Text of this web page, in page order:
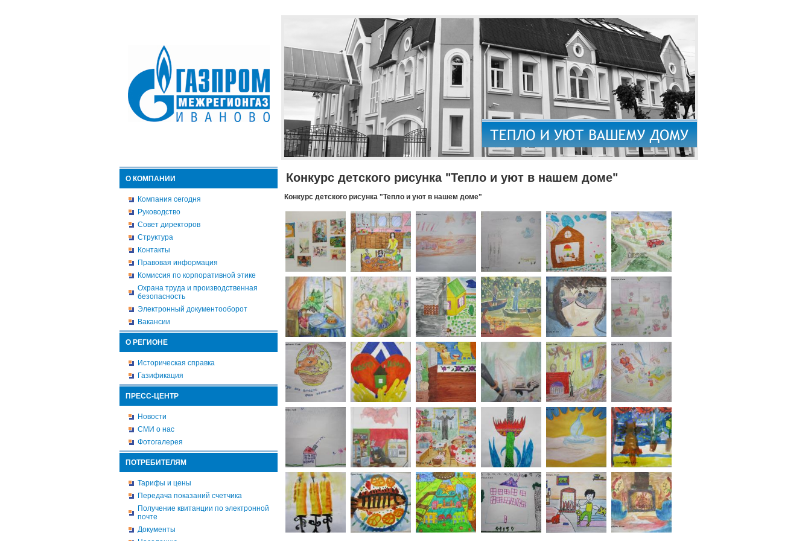
О КОМПАНИИ
Компания сегодня
Руководство
Совет директоров
Структура
Контакты
Правовая информация
Комиссия по корпоративной этике
Охрана труда и производственная
безопасность
Электронный документооборот
Вакансии
О РЕГИОНЕ
Историческая справка
Газификация
ПРЕСС-ЦЕНТР
Новости
СМИ о нас
Фотогалерея
ПОТРЕБИТЕЛЯМ
Тарифы и цены
Передача показаний счетчика
Получение квитанции по электронной
почте
Документы
Конкурс детского рисунка "Тепло и уют в нашем доме"
Конкурс детского рисунка "Тепло и уют в нашем доме"